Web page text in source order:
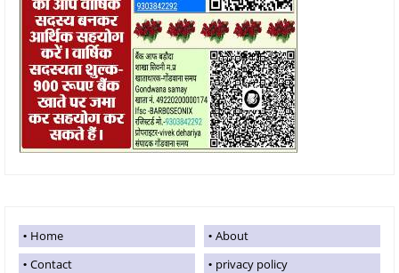
Home
About
Contact
privacy policy